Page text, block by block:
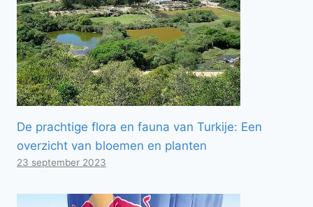
De prachtige flora en fauna van Turkije: Een
overzicht van bloemen en planten
23 september 2023